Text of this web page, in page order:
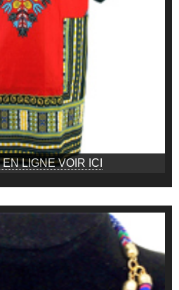
LIGNE VOIR ICI